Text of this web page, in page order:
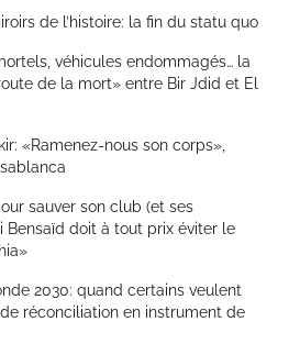
de l’histoire: la fin du statu quo
véhicules endommagés… la
de la mort» entre Bir Jdid et El
«Ramenez-nous son corps»,
sauver son club (et ses
Bensaïd doit à tout prix éviter le
2030: quand certains veulent
réconciliation en instrument de